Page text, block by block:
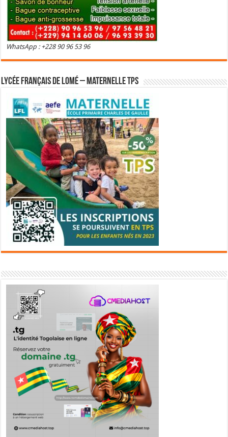
WhatsApp : +228 90 96 53 96
Lycée Français de Lomé – Maternelle TPS